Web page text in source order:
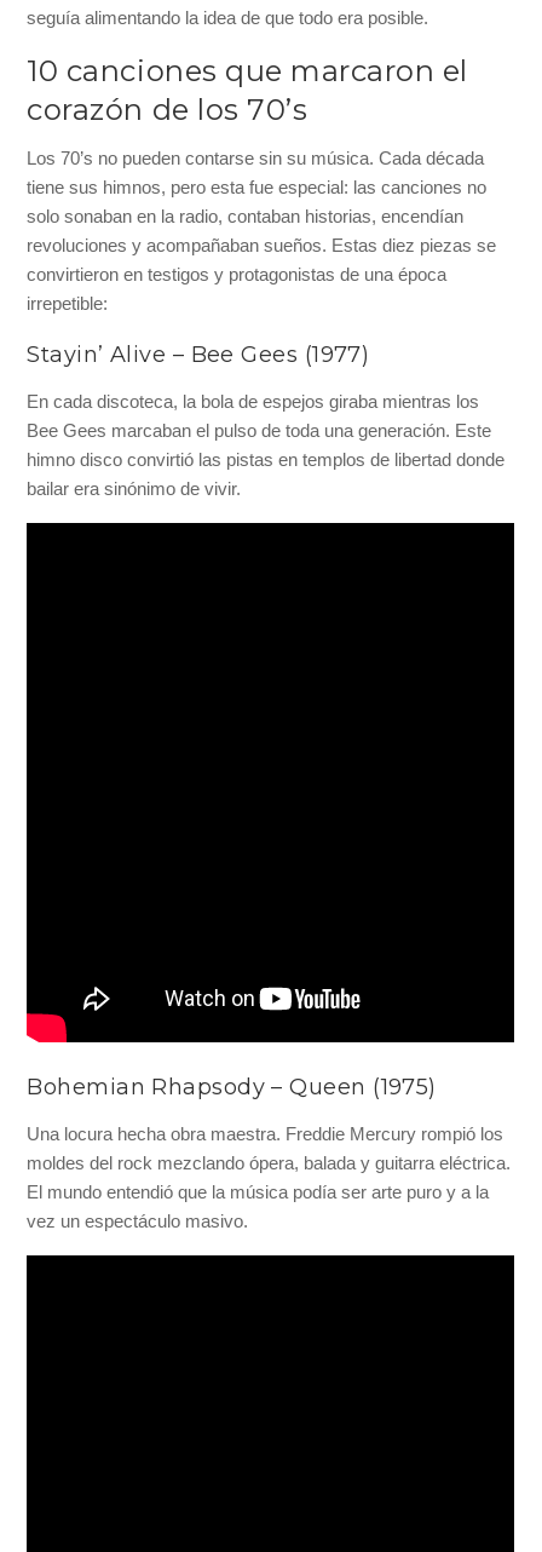
seguía alimentando la idea de que todo era posible.
10 canciones que marcaron el
corazón de los 70’s
Los 70’s no pueden contarse sin su música. Cada década
tiene sus himnos, pero esta fue especial: las canciones no
solo sonaban en la radio, contaban historias, encendían
revoluciones y acompañaban sueños. Estas diez piezas se
convirtieron en testigos y protagonistas de una época
irrepetible:
Stayin’ Alive – Bee Gees (1977)
En cada discoteca, la bola de espejos giraba mientras los
Bee Gees marcaban el pulso de toda una generación. Este
himno disco convirtió las pistas en templos de libertad donde
bailar era sinónimo de vivir.
Bohemian Rhapsody – Queen (1975)
Una locura hecha obra maestra. Freddie Mercury rompió los
moldes del rock mezclando ópera, balada y guitarra eléctrica.
El mundo entendió que la música podía ser arte puro y a la
vez un espectáculo masivo.